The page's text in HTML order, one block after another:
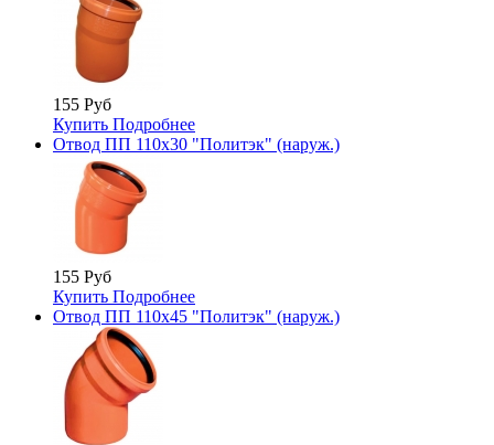
155 Руб
Купить Подробнее
Отвод ПП 110х30 "Политэк" (наруж.)
155 Руб
Купить Подробнее
Отвод ПП 110х45 "Политэк" (наруж.)